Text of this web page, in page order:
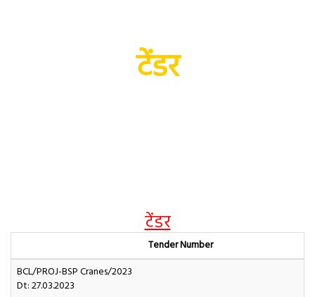
टेंडर
टेंडर
Tender Number
BCL/PROJ-BSP Cranes/2023
Dt: 27.03.2023